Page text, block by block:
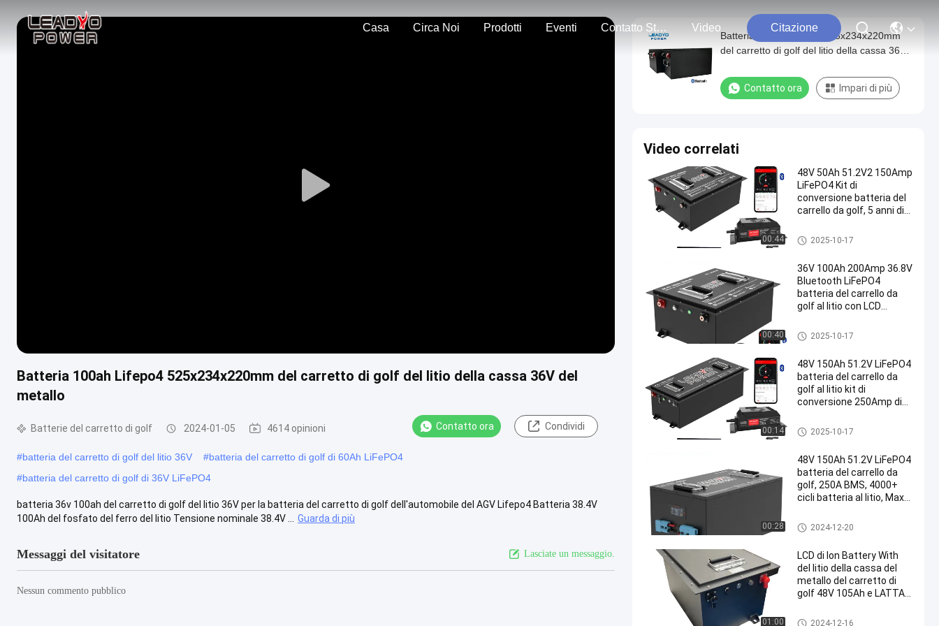
Casa Circa Noi Prodotti Eventi Contatto Stati Uniti Video Citazione
Play
Batteria 100ah Lifepo4 525x234x220mm del carretto di golf del litio della cassa 36V del
metallo
Batterie del carretto di golf 2024-01-05 4614 opinioni Contatto ora Condividi
#batteria del carretto di golf del litio 36V #batteria del carretto di golf di 60Ah LiFePO4
#batteria del carretto di golf di 36V LiFePO4
batteria 36v 100ah del carretto di golf del litio 36V per la batteria del carretto di golf dell'automobile del AGV Lifepo4 Batteria 38.4V
100Ah del fosfato del ferro del litio Tensione nominale 38.4V ...
Guarda di più
Messaggi del visitatore Lasciate un messaggio.
Nessun commento pubblico
Batteria 100ah Lifepo4 525x234x220mm
del carretto di golf del litio della cassa 36V
Contatto ora Impari di più
Video correlati
00:44
48V 50Ah 51.2V2 150Amp
LiFePO4 Kit di
conversione batteria del
carrello da golf, 5 anni di
Batterie del carretto di golf
2025-10-17
00:40
36V 100Ah 200Amp 36.8V
Bluetooth LiFePO4
batteria del carrello da
golf al litio con LCD
garanzia
Batterie del carretto di golf
2025-10-17
00:14
48V 150Ah 51.2V LiFePO4
batteria del carrello da
golf al litio kit di
conversione 250Amp di
520A/20S
Batterie del carretto di golf
2025-10-17
00:28
48V 150Ah 51.2V LiFePO4
batteria del carrello da
golf, 250A BMS, 4000+
cicli batteria al litio, Max
Batterie del carretto di golf
2024-12-20
01:00
LCD di Ion Battery With
del litio della cassa del
metallo del carretto di
golf 48V 105Ah e LATTA
Batterie del carretto di golf
2024-12-16